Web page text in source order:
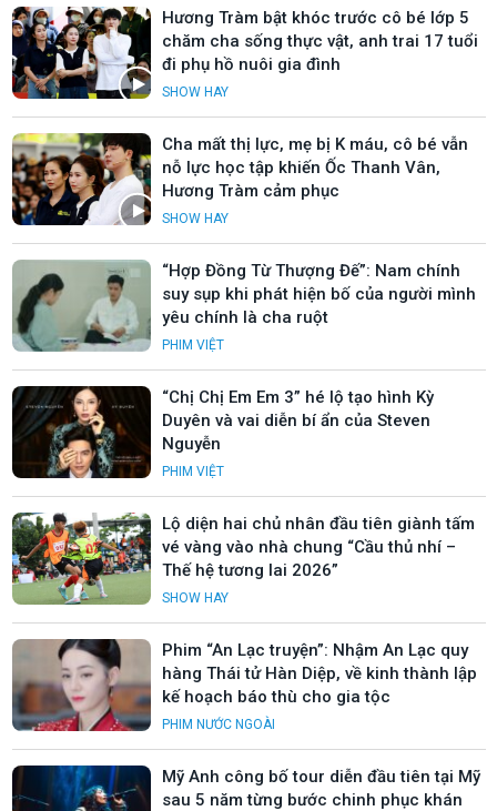
Hương Tràm bật khóc trước cô bé lớp 5
chăm cha sống thực vật, anh trai 17 tuổi
đi phụ hồ nuôi gia đình
SHOW HAY
Cha mất thị lực, mẹ bị K máu, cô bé vẫn
nỗ lực học tập khiến Ốc Thanh Vân,
Hương Tràm cảm phục
SHOW HAY
“Hợp Đồng Từ Thượng Đế”: Nam chính
suy sụp khi phát hiện bố của người mình
yêu chính là cha ruột
PHIM VIỆT
“Chị Chị Em Em 3” hé lộ tạo hình Kỳ
Duyên và vai diễn bí ẩn của Steven
Nguyễn
PHIM VIỆT
Lộ diện hai chủ nhân đầu tiên giành tấm
vé vàng vào nhà chung “Cầu thủ nhí –
Thế hệ tương lai 2026”
SHOW HAY
Phim “An Lạc truyện”: Nhậm An Lạc quy
hàng Thái tử Hàn Diệp, về kinh thành lập
kế hoạch báo thù cho gia tộc
PHIM NƯỚC NGOÀI
Mỹ Anh công bố tour diễn đầu tiên tại Mỹ
sau 5 năm từng bước chinh phục khán